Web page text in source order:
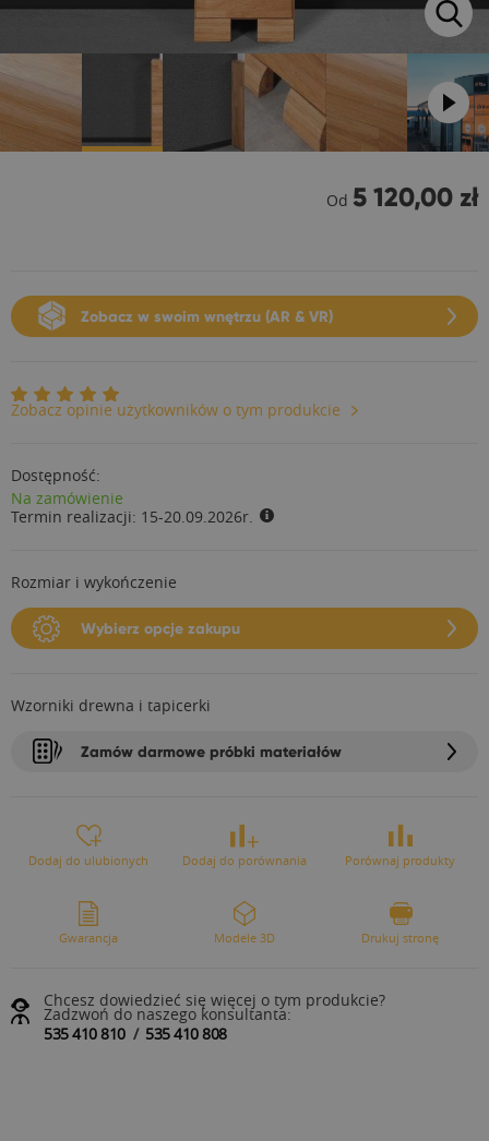
Od 5 120,00 zł
Zobacz w swoim wnętrzu (AR & VR)
Zobacz opinie użytkowników o tym produkcie
Dostępność:
Na zamówienie
Termin realizacji: 15-20.09.2026r.
Rozmiar i wykończenie
Wybierz opcje zakupu
Wzorniki drewna i tapicerki
Zamów darmowe próbki materiałów
Dodaj do ulubionych Dodaj do porównania Porównaj produkty
Gwarancja Modele 3D Drukuj stronę
Chcesz dowiedzieć się więcej o tym produkcie?
Zadzwoń do naszego konsultanta:
535 410 810/ 535 410 808